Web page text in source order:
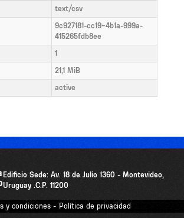
text/csv
9c927181-cc19-4b1a-999a-
415265fdb8ee
1
21,1 MiB
active
Edificio Sede: Av. 18 de Julio 1360 - Montevideo,
Uruguay .C.P. 11200
y condiciones - Política de privacidad